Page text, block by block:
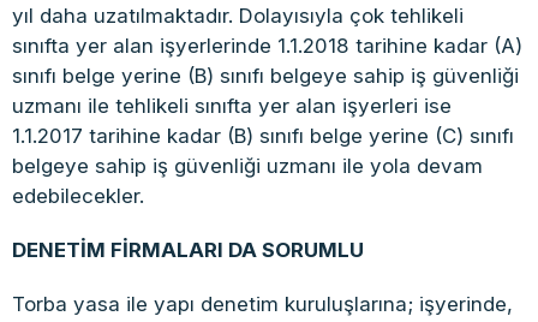
yıl daha uzatılmaktadır. Dolayısıyla çok tehlikeli
sınıfta yer alan işyerlerinde 1.1.2018 tarihine kadar (A)
sınıfı belge yerine (B) sınıfı belgeye sahip iş güvenliği
uzmanı ile tehlikeli sınıfta yer alan işyerleri ise
1.1.2017 tarihine kadar (B) sınıfı belge yerine (C) sınıfı
belgeye sahip iş güvenliği uzmanı ile yola devam
edebilecekler.
DENETİM FİRMALARI DA SORUMLU
Torba yasa ile yapı denetim kuruluşlarına; işyerinde,